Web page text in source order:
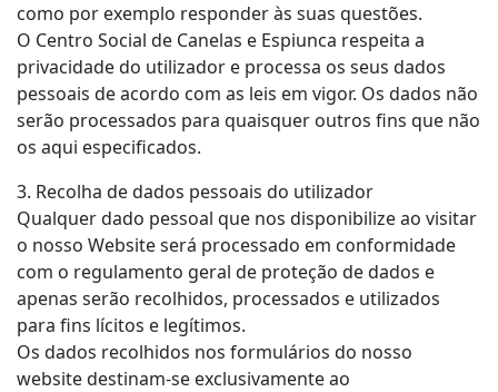
como por exemplo responder às suas questões.
O Centro Social de Canelas e Espiunca respeita a
privacidade do utilizador e processa os seus dados
pessoais de acordo com as leis em vigor. Os dados não
serão processados para quaisquer outros fins que não
os aqui especificados.
3. Recolha de dados pessoais do utilizador
Qualquer dado pessoal que nos disponibilize ao visitar
o nosso Website será processado em conformidade
com o regulamento geral de proteção de dados e
apenas serão recolhidos, processados e utilizados
para fins lícitos e legítimos.
Os dados recolhidos nos formulários do nosso
website destinam-se exclusivamente ao